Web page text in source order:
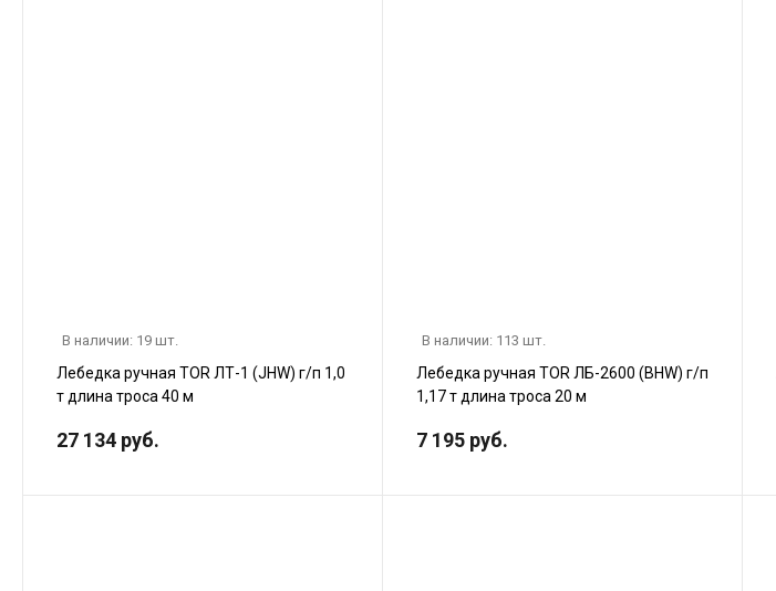
В наличии: 19 шт.
Лебедка ручная TOR ЛТ-1 (JHW) г/п 1,0
т длина троса 40 м
27 134 руб.
В наличии: 113 шт.
Лебедка ручная TOR ЛБ-2600 (BHW) г/п
1,17 т длина троса 20 м
7 195 руб.